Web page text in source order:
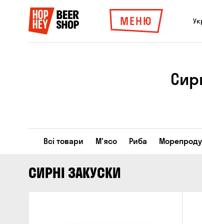
МЕНЮ
Всі товари М'ясо Риба
СИРНІ ЗАКУСКИ